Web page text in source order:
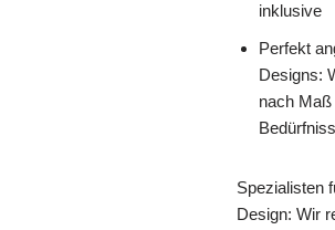
inklusive
Perfekt
Designs:
nach
Spezialisten
Design: Wir